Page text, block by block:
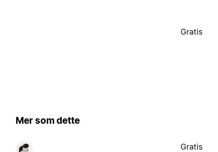
Gratis
Mer som dette
Gratis